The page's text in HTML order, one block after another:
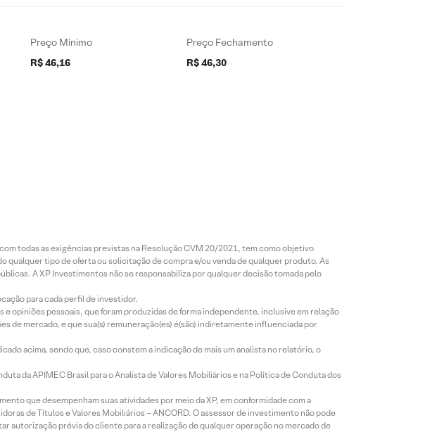
Preço Mínimo
R$ 46,16
Preço Fechamento
R$ 46,30
todas as exigências previstas na Resolução CVM 20/2021, tem como objetivo
tipo de oferta ou solicitação de compra e/ou venda de qualquer produto. As
A XP Investimentos não se responsabiliza por qualquer decisão tomada pelo
para cada perfil de investidor.
opiniões pessoais, que foram produzidas de forma independente, inclusive em relação
de mercado, e que sua(s) remuneração(es) é(são) indiretamente influenciada por
acima, sendo que, caso constem a indicação de mais um analista no relatório, o
da APIMEC Brasil para o Analista de Valores Mobiliários e na Política de Conduta dos
que desempenham suas atividades por meio da XP, em conformidade com a
de Títulos e Valores Mobiliários – ANCORD. O assessor de investimento não pode
prévia do cliente para a realização de qualquer operação no mercado de